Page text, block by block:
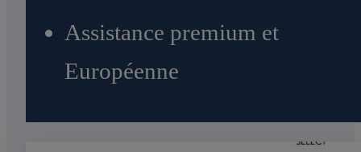
Assistance premium et
Européenne